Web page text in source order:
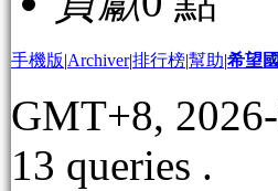
手機版|Archiver|排行榜|幫助|希望
GMT+8,
13 queries .